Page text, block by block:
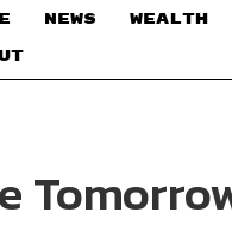
NEWS WEALTH